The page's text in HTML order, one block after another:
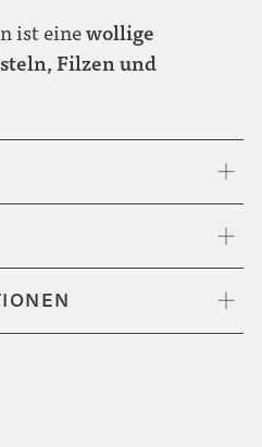
ist einewollige
Filzen und